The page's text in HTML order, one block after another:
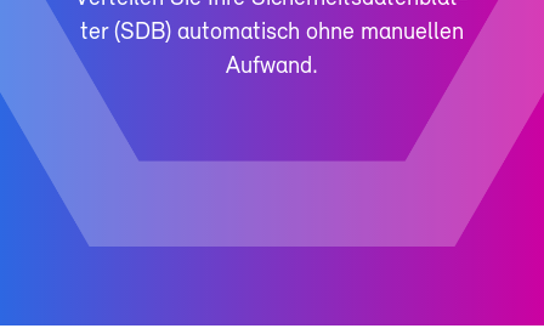
ter (SDB) au­to­ma­tisch oh­ne ma­nu­el­len
Auf­wand.